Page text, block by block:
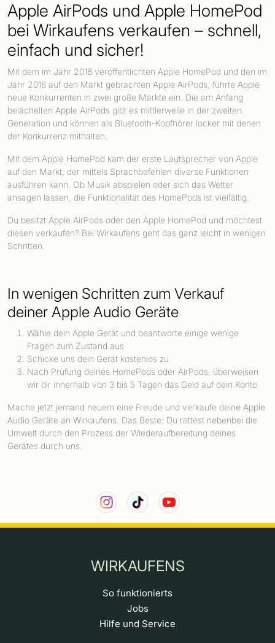
Apple AirPods und Apple HomePod
bei Wirkaufens verkaufen – schnell,
einfach und sicher!
Mit dem im Jahr 2018 veröffentlichten Apple HomePod und den im
Jahr 2016 auf den Markt gebrachten Apple AirPods, führte Apple
neue Konkurrenten in zwei große Märkte ein. Die am Anfang
belächelten Apple AirPods gibt es mittlerweile in der zweiten
Generation und können als Bluetooth-Kopfhörer locker mit denen
der Konkurrenz mithalten.
Mit dem Apple HomePod kam der erste Lautsprecher von Apple
auf den Markt, der mittels Sprachbefehlen diverse Funktionen
ausführen kann. Ob Musik abspielen oder sich das Wetter
ansagen lassen, die Funktionalität des HomePods ist vielfältig.
Du besitzt Apple AirPods oder den Apple HomePod und möchtest
diesen verkaufen? Bei Wirkaufens geht das ganz leicht in wenigen
Schritten.
In wenigen Schritten zum Verkauf
deiner Apple Audio Geräte
Wähle dein Apple Gerät und beantworte einige wenige
Fragen zum Zustand aus
Schicke uns dein Gerät kostenlos zu
Nach Prüfung deines HomePods oder AirPods, überweisen
wir dir innerhalb von 3 bis 5 Tagen das Geld auf dein Konto
Mache jetzt jemand neuem eine Freude und verkaufe deine Apple
Audio Geräte an Wirkaufens. Das Beste: Du rettest nebenbei die
Umwelt durch den Prozess der Wiederaufbereitung deines
Gerätes durch uns.
WIRKAUFENS
So funktionierts
Jobs
Hilfe und Service